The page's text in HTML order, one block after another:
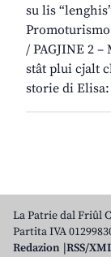
su lis
/ PAGJINE 2
stât plui cjalt
storie di
La Patrie dal Friûl
Partita IVA
Redazion RSS/